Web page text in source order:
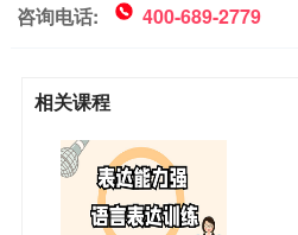
咨询电话: 400-689-2779
相关课程